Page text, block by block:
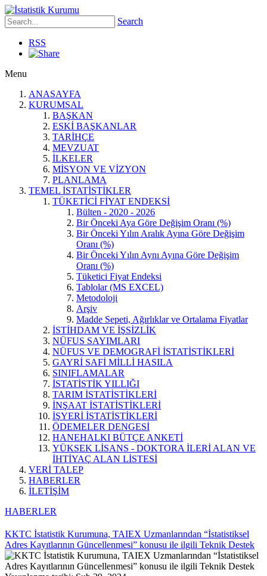
Search
RSS
Menu
ANASAYFA
KURUMSAL
BAŞKAN
ESKİ BAŞKANLAR
TARİHÇE
MEVZUAT
İLKELER
MİSYON VE VİZYON
PLANLAMA
TEMEL İSTATİSTİKLER
TÜKETİCİ FİYAT ENDEKSİ
Bülten - 2020 - 2026
Bir Önceki Aya Göre Değişim Oranı (%)
Bir Önceki Yılın Aralık Ayına Göre Değişim
Oranı (%)
Bir Önceki Yılın Aynı Ayına Göre Değişim
Oranı (%)
Tüketici Fiyat Endeksi
Tablolar (MS EXCEL)
Metodoloji
Arşiv
Madde Sepeti, Ağırlıklar ve Ortalama Fiyatlar
İSTİHDAM VE İŞSİZLİK
NÜFUS SAYIMLARI
NÜFUS VE DEMOGRAFİ İSTATİSTİKLERİ
GAYRİ SAFİ MİLLİ HASILA
SINIFLAMALAR
İSTATİSTİK YILLIĞI
TARIM İSTATİSTİKLERİ
İNŞAAT İSTATİSTİKLERİ
İŞYERİ İSTATİSTİKLERİ
ÖDEMELER DENGESİ
HANEHALKI BÜTÇE ANKETİ
YÜKSEK LİSANS - DOKTORA İLERİ ALAN VE
İHTİYAÇ ALAN LİSTESİ
VERİ TALEP
HABERLER
İLETİŞİM
HABERLER
KKTC İstatistik Kurumuna, TAIEX Uzmanlarından “İstatistiksel
Adres Kayıtlarının Güncellenmesi” konusu ile ilgili Teknik Destek